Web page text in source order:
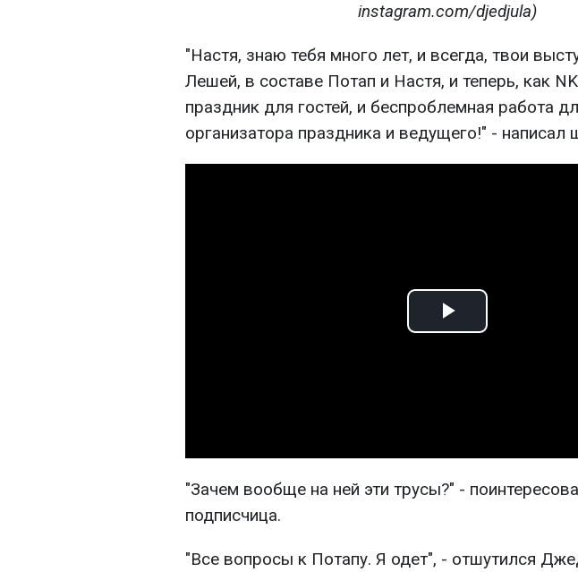
instagram.com/djedjula)
"Настя, знаю тебя много лет, и всегда, твои
Лешей, в составе Потап и Настя, и теперь, как
праздник для гостей, и беспроблемная работа
организатора праздника и ведущего!" - написал
Play
"Зачем вообще на ней эти трусы?" -
подписчица.
"Все вопросы к Потапу. Я одет", - отшутился